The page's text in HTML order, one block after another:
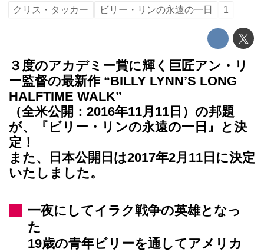
クリス・タッカー
ビリー・リンの永遠の一日 1
３度のアカデミー賞に輝く巨匠アン・リ
ー監督の最新作 “BILLY LYNN’S LONG
HALFTIME WALK”
（全米公開：2016年11月11日）の邦題
が、『ビリー・リンの永遠の一日』と決
定！
また、日本公開日は2017年2月11日に決定
いたしました。
一夜にしてイラク戦争の英雄となっ
た
19歳の青年ビリーを通してアメリカ